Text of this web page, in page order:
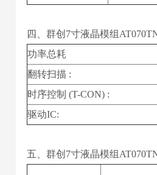
四、群创7寸液晶模组
功率总耗
翻转扫描 :
时序控制 (T-CON) :
驱动IC:
五、群创7寸液晶模组